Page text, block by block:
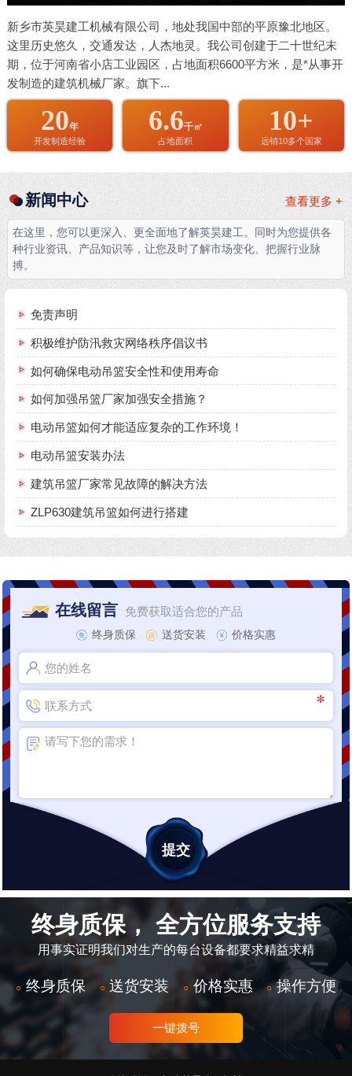
新乡市英昊建工机械有限公司，地处我国中部的平原豫北地区。
这里历史悠久，交通发达，人杰地灵。我公司创建于二十世纪末
期，位于河南省小店工业园区，占地面积6600平方米，是*从事开
发制造的建筑机械厂家。旗下...
20年
开发制造经验
6.6千㎡
占地面积
10+
远销10多个国家
查看更多 +
新闻中心
在这里，您可以更深入、更全面地了解英昊建工。同时为您提供各
种行业资讯、产品知识等，让您及时了解市场变化、把握行业脉
搏。
免责声明
积极维护防汛救灾网络秩序倡议书
如何确保电动吊篮安全性和使用寿命
如何加强吊篮厂家加强安全措施？
电动吊篮如何才能适应复杂的工作环境！
电动吊篮安装办法
建筑吊篮厂家常见故障的解决方法
ZLP630建筑吊篮如何进行搭建
在线留言 免费获取适合您的产品
终身质保 送货安装 价格实惠
终身质保， 全方位服务支持
用事实证明我们对生产的每台设备都要求精益求精
○ 终身质保 ○ 送货安装 ○ 价格实惠 ○ 操作方便
一键拨号